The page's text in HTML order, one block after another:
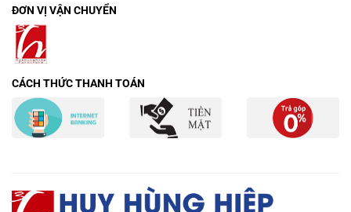
ĐƠN VỊ VẬN CHUYỂN
CÁCH THỨC THANH TOÁN